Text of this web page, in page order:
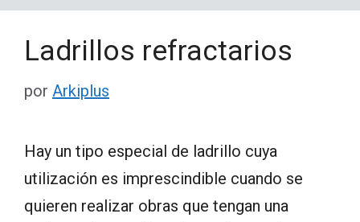
Ladrillos refractarios
por Arkiplus
Hay un tipo especial de ladrillo cuya
utilización es imprescindible cuando se
quieren realizar obras que tengan una